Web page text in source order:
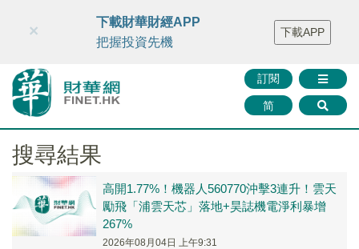
財華智庫網 FINTV FINMETA 財華證券 媒體矩陣
智庫沙龍
聯絡我們
訂閱
简
×
下載財華財經APP
把握投資先機
下載APP
搜尋結果
高開1.77%！機器人560770沖擊3連升！雲天
勵飛「浦雲天芯」落地+昊誌機電淨利暴增
267%
2026年08月04日 上午9:31